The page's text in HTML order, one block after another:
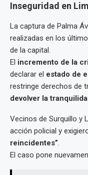
Inseguridad en
La captura de Palma
realizadas en los
de la capital.
El incremento de la
declarar el estado de
restringe derechos de
devolver la
Vecinos de Surquillo y
acción policial y
reincidentes”.
El caso pone